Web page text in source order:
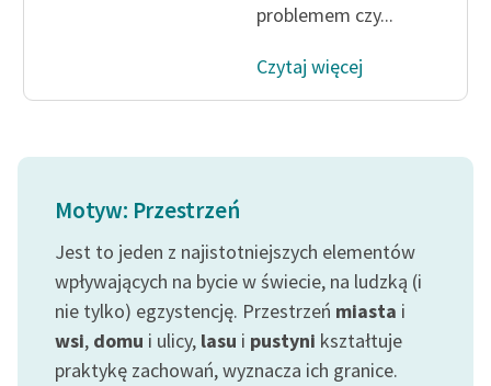
Ręce pełne poezji
twórców przechodzących
lektur szkolnych oraz
Starego Testamentu
Odkurzamy bohaterów
Szkoła Poezji Wolnych
Lektur
problemem czy...
Czytaj więcej
Motyw: Przestrzeń
Jest to jeden z najistotniejszych elementów
wpływających na bycie w świecie, na ludzką (i
nie tylko) egzystencję. Przestrzeń miasta i
wsi, domu i ulicy, lasu i pustyni kształtuje
praktykę zachowań, wyznacza ich granice.